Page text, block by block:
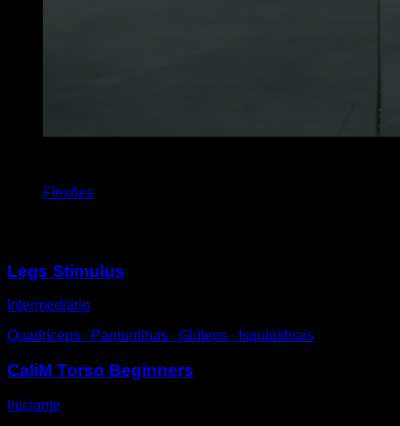
Flexões
Legs Stimulus
Intermediário
Quadríceps ∙ Panturrilhas ∙ Glúteos ∙ Isquiotibiais
CaliM Torso Beginners
Iniciante